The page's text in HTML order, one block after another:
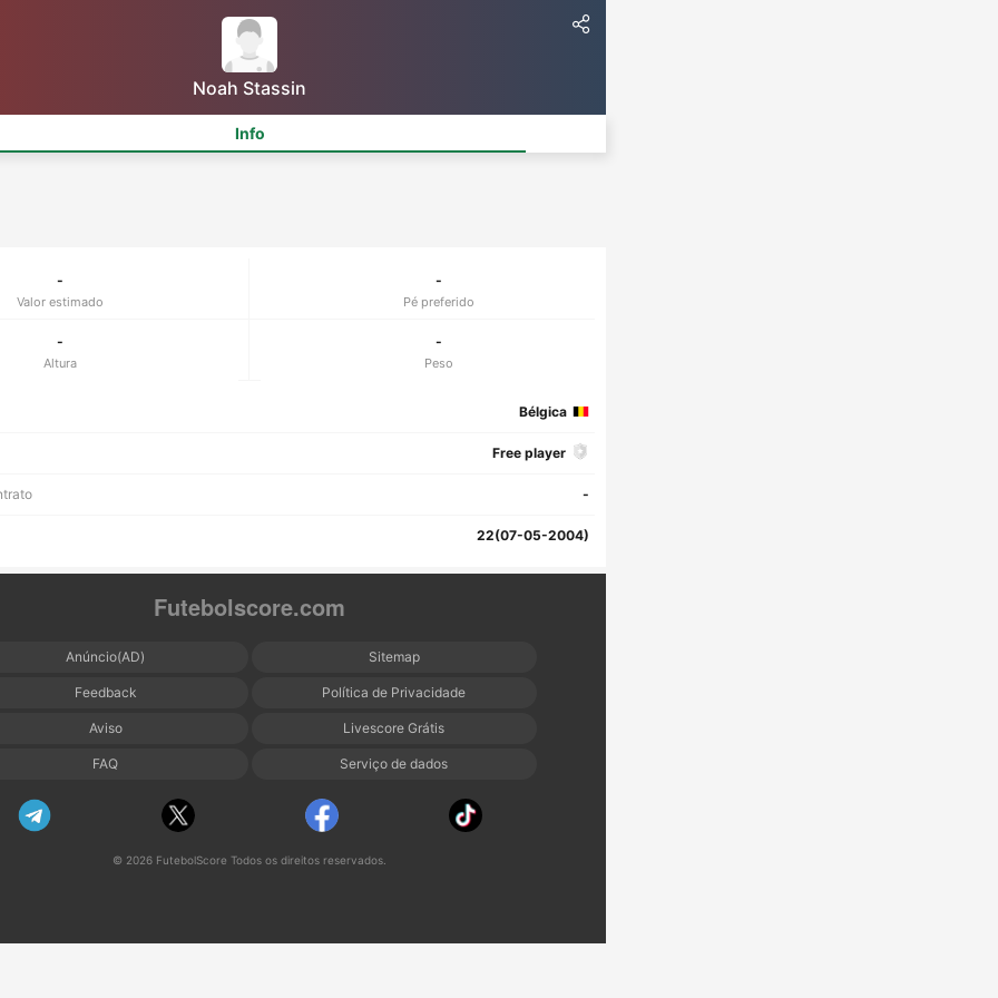
Noah Stassin
Info
-
Valor estimado
-
Pé preferido
-
Altura
-
Peso
Bélgica
Free player
-
22(07-05-2004)
Futebolscore.com
Anúncio(AD) Sitemap
Feedback Política de Privacidade
Aviso Livescore Grátis
FAQ Serviço de dados
© 2026 FutebolScore Todos os direitos reservados.